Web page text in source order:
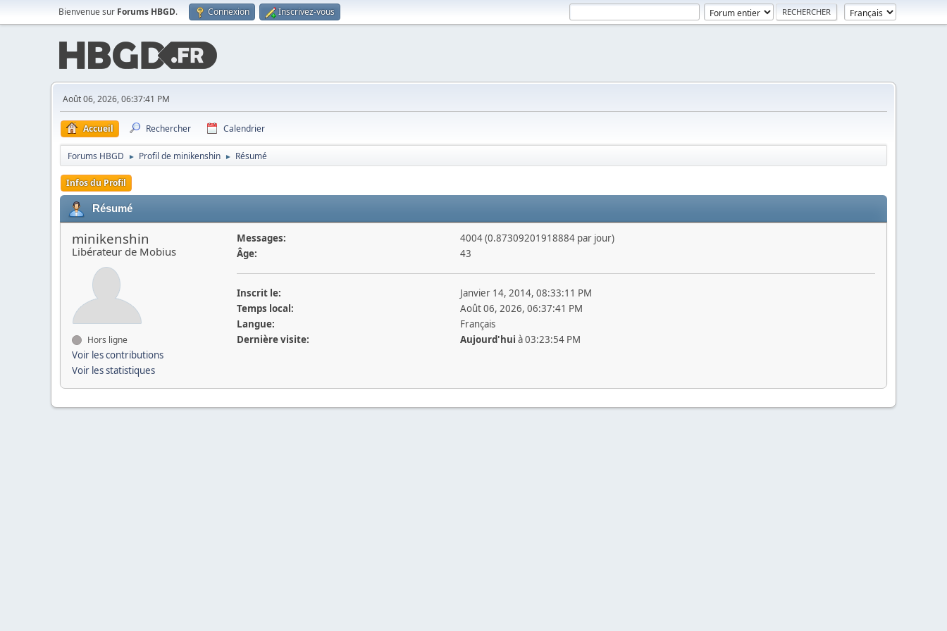
Bienvenue sur Forums HBGD. Connexion Inscrivez-vous
Août 06, 2026, 06:37:41 PM
Accueil Rechercher Calendrier
Forums HBGD ► Profil de minikenshin ► Résumé
Infos du Profil
Résumé
minikenshin
Libérateur de Mobius
Hors ligne
Voir les contributions
Voir les statistiques
Messages:
4004 (0.87309201918884 par jour)
Âge:
43
Inscrit le:
Janvier 14, 2014, 08:33:11 PM
Temps local:
Août 06, 2026, 06:37:41 PM
Langue:
Français
Dernière visite:
Aujourd'hui à 03:23:54 PM